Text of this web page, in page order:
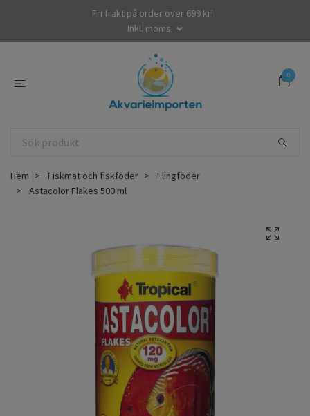
Fri frakt på order över 699 kr!
Inkl. moms
0
Hem Fiskmat och fiskfoder
Flingfoder
Astacolor Flakes 500 ml